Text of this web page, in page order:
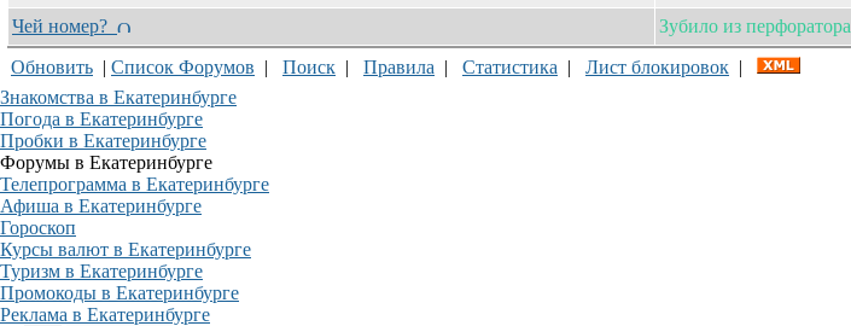
Чей номер?
Зубило из перфоратора
Обновить | Список Форумов | Поиск | Правила | Статистика | Лист блокировок |
Знакомства в Екатеринбурге
Погода в Екатеринбурге
Пробки в Екатеринбурге
Форумы в Екатеринбурге
Телепрограмма в Екатеринбурге
Афиша в Екатеринбурге
Гороскоп
Курсы валют в Екатеринбурге
Туризм в Екатеринбурге
Промокоды в Екатеринбурге
Реклама в Екатеринбурге